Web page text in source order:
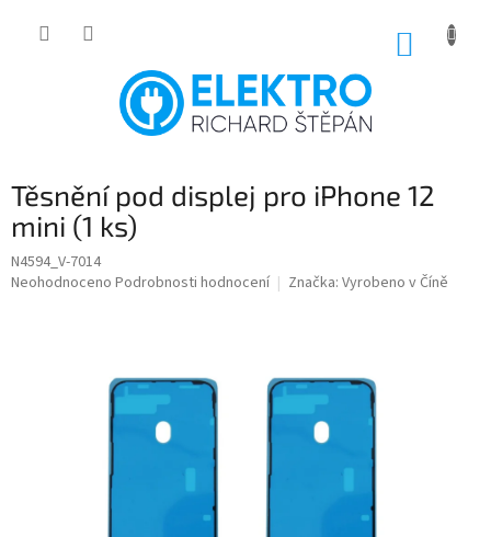
Těsnění pod displej pro iPhone 12
mini (1 ks)
N4594_V-7014
Průměrné
Neohodnoceno Podrobnosti hodnocení Značka: Vyrobeno v Číně